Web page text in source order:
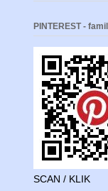
PINTEREST -
SCAN / KLIK